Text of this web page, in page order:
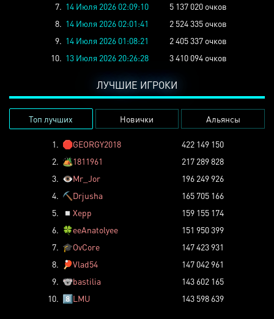
7. 14 Июля 2026 02:09:10
5 137 020 очков
8. 14 Июля 2026 02:01:41
2 524 335 очков
9. 14 Июля 2026 01:08:21
2 405 337 очков
10. 13 Июля 2026 20:26:28 3 410 094 очков
ЛУЧШИЕ ИГРОКИ
Топ лучших Новички Альянсы
1. 🛑GEORGY2018
422 149 150
2. 🏕️1811961
217 289 828
3. 👁️Mr_Jor
196 249 926
4. ⛏️ Drjusha
165 705 166
5.
◽ Xepp
159 155 174
6. 🍀eeAnatolyee
151 950 399
7. 🎓OvCore
147 423 931
8.
🏓Vlad54
147 042 961
9. 🐨bastilia
143 602 165
10. 8️⃣LMU 143 598 639